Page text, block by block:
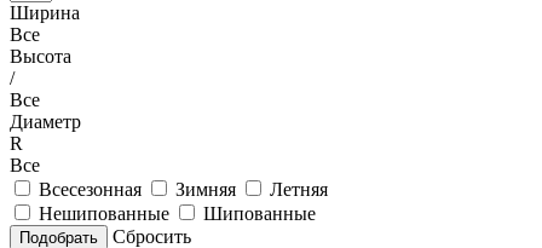
Ширина
Все
Высота
/
Все
Диаметр
R
Все
Всесезонная
Зимняя
Летняя
Нешипованные
Шипованные
Сбросить